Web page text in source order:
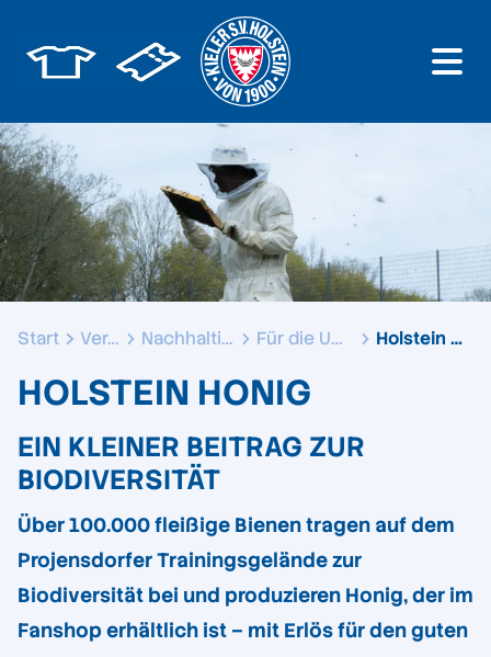
Start Verein Nachhaltigkeit Für die Umwelt Holstein Honig
HOLSTEIN HONIG
EIN KLEINER BEITRAG ZUR
BIODIVERSITÄT
Über 100.000 fleißige Bienen tragen auf dem
Projensdorfer Trainingsgelände zur
Biodiversität bei und produzieren Honig, der im
Fanshop erhältlich ist – mit Erlös für den guten